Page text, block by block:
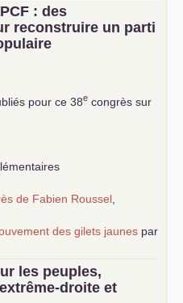
PCF : des
reconstruire un parti
pour ce 38e congrès sur
de Fabien Roussel
des gilets jaunes par
le marxisme est la
et ouvrier
les peuples,
droite et